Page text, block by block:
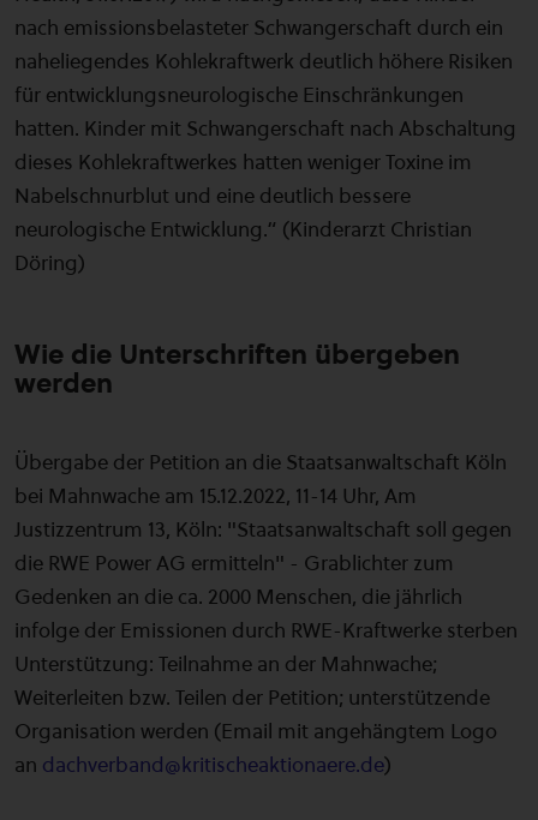
nach emissionsbelasteter Schwangerschaft durch ein
naheliegendes Kohlekraftwerk deutlich höhere Risiken
für entwicklungsneurologische Einschränkungen
hatten. Kinder mit Schwangerschaft nach Abschaltung
dieses Kohlekraftwerkes hatten weniger Toxine im
Nabelschnurblut und eine deutlich bessere
neurologische Entwicklung.“ (Kinderarzt Christian
Döring)
Wie die Unterschriften übergeben
werden
Übergabe der Petition an die Staatsanwaltschaft Köln
bei Mahnwache am 15.12.2022, 11-14 Uhr, Am
Justizzentrum 13, Köln: "Staatsanwaltschaft soll gegen
die RWE Power AG ermitteln" - Grablichter zum
Gedenken an die ca. 2000 Menschen, die jährlich
infolge der Emissionen durch RWE-Kraftwerke sterben
Unterstützung: Teilnahme an der Mahnwache;
Weiterleiten bzw. Teilen der Petition; unterstützende
Organisation werden (Email mit angehängtem Logo
an dachverband@kritischeaktionaere.de)